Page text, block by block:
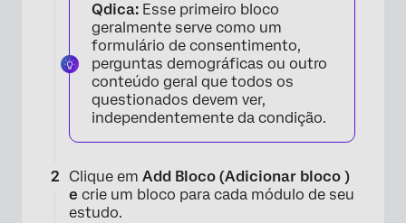
Qdica: Esse primeiro bloco
geralmente serve como um
formulário de consentimento,
perguntas demográficas ou outro
conteúdo geral que todos os
questionados devem ver,
independentemente da condição.
Clique em Add Bloco (Adicionar bloco )
e crie um bloco para cada módulo de seu
estudo.